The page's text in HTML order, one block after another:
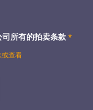
司所有的拍卖条款 *
或查看